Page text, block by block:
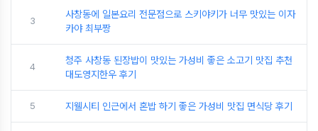
3
사창동에 일본요리 전문점으로 스키야키가 너무 맛있는 이자
카야 최부짱
4
청주 사창동 된장밥이 맛있는 가성비 좋은 소고기 맛집 추천
대도영지한우 후기
5 지웰시티 인근에서 혼밥 하기 좋은 가성비 맛집 면식당 후기